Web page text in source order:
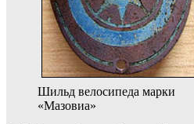
Шильд велосипеда марки
«Мазовиа»